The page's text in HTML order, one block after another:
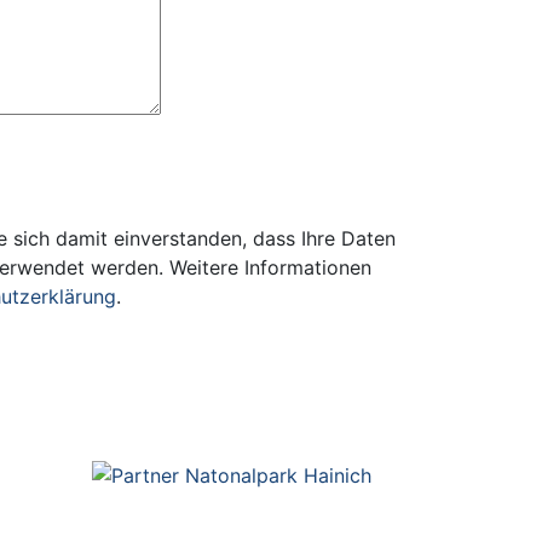
damit einverstanden, dass Ihre Daten
werden. Weitere Informationen
.